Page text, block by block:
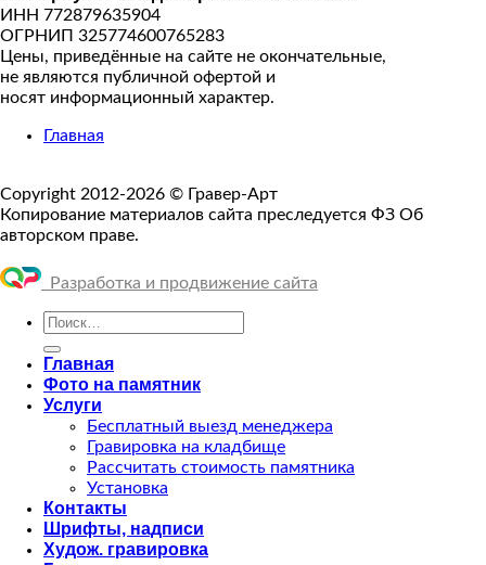
ИНН 772879635904
ОГРНИП 325774600765283
Цены, приведённые на сайте не окончательные,
не являются публичной офертой и
носят информационный характер.
Главная
Copyright 2012-2026 © Гравер-Арт
Копирование материалов сайта преследуется ФЗ Об
авторском праве.
Разработка и продвижение сайта
Искать:
Главная
Фото на памятник
Услуги
Бесплатный выезд менеджера
Гравировка на кладбище
Рассчитать стоимость памятника
Установка
Контакты
Шрифты, надписи
Худож. гравировка